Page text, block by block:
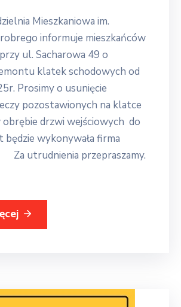
Mieszkaniowa im.
informuje mieszkańców
ul. Sacharowa 49 o
klatek schodowych od
Prosimy o usunięcie
pozostawionych na klatce
obrębie drzwi wejściowych do
będzie wykonywała firma
Za utrudnienia przepraszamy.